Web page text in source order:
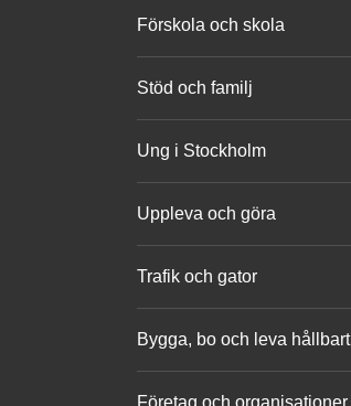
Förskola och skola
Stöd och familj
Ung i Stockholm
Uppleva och göra
Trafik och gator
Bygga, bo och leva hållbart
Företag och organisationer